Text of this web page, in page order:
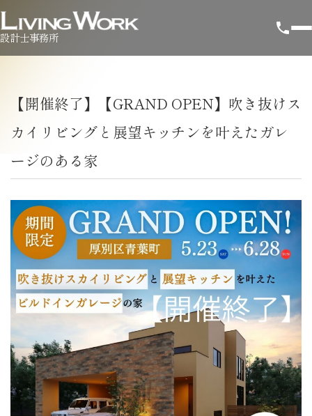
設計士事務所
【開催終了】【GRAND OPEN】吹き抜けス
カイリビングと展望キッチンを叶えたガレ
ージのある家